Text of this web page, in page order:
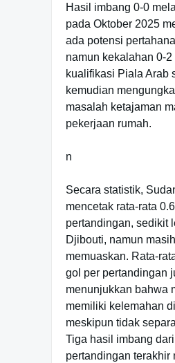
Hasil imbang 0-0
pada Oktober 2025
ada potensi
namun kekalahan 0-
kualifikasi Piala Arab
kemudian
masalah ketajaman
pekerjaan rumah.
n
Secara statistik,
mencetak rata-rata
pertandingan, sedikit
Djibouti, namun
memuaskan. Rata-
gol per pertandingan
menunjukkan bahwa
memiliki kelemahan
meskipun tidak
Tiga hasil imbang
pertandingan terakhir